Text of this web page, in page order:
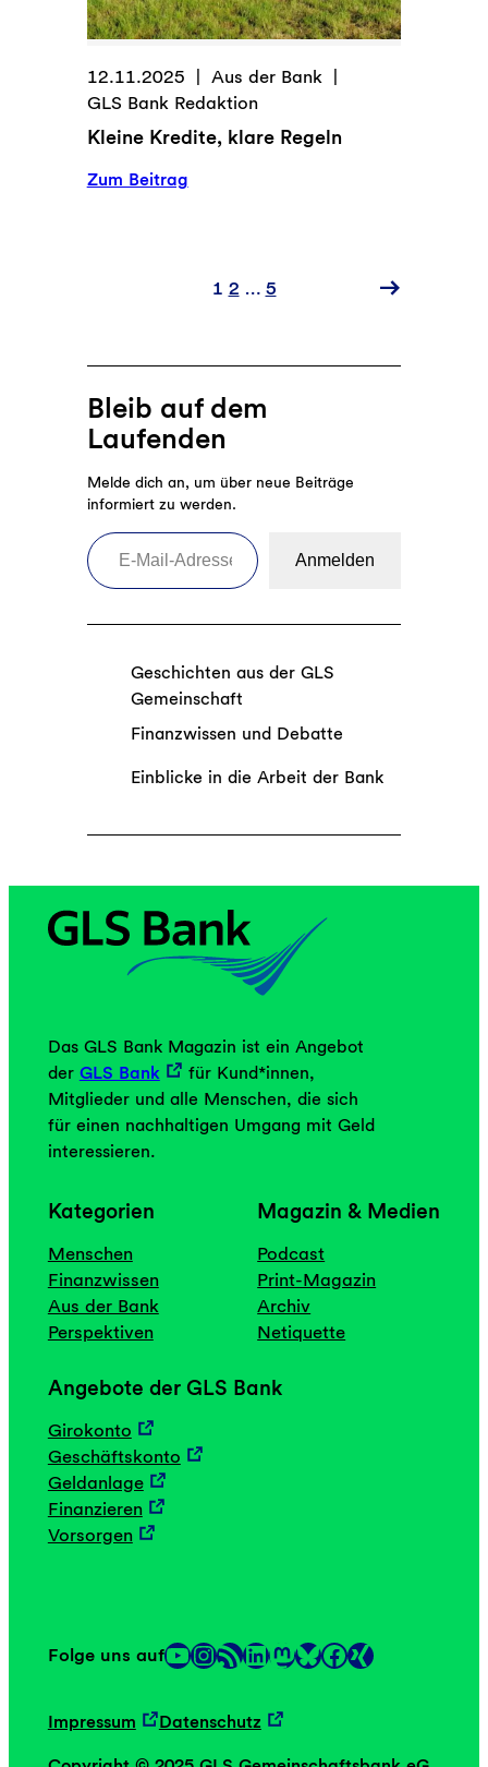
12.11.2025
Aus der Bank
GLS Bank Redaktion
Kleine Kredite, klare Regeln
Zum Beitrag:
Regeln
1 2 … 5
Bleib auf dem
Laufenden
Melde dich an, um über neue Beiträge
informiert zu werden.
E-Mail-Adresse eingeben
Anmelden
Geschichten aus der GLS
Gemeinschaft
Finanzwissen und Debatte
Einblicke in die Arbeit der Bank
Das GLS Bank Magazin ist ein Angebot
der GLS Bank
für Kund*innen,
Mitglieder und alle Menschen, die sich
für einen nachhaltigen Umgang mit Geld
interessieren.
Kategorien
Menschen
Finanzwissen
Aus der Bank
Perspektiven
Magazin & Medien
Podcast
Print-Magazin
Archiv
Netiquette
Angebote der GLS Bank
Girokonto
Geschäftskonto
Geldanlage
Finanzieren
Vorsorgen
Folge uns aufYouTube InstagramRSS-Feed LinkedIn Mastodon Link Facebook Link
Impressum Datenschutz